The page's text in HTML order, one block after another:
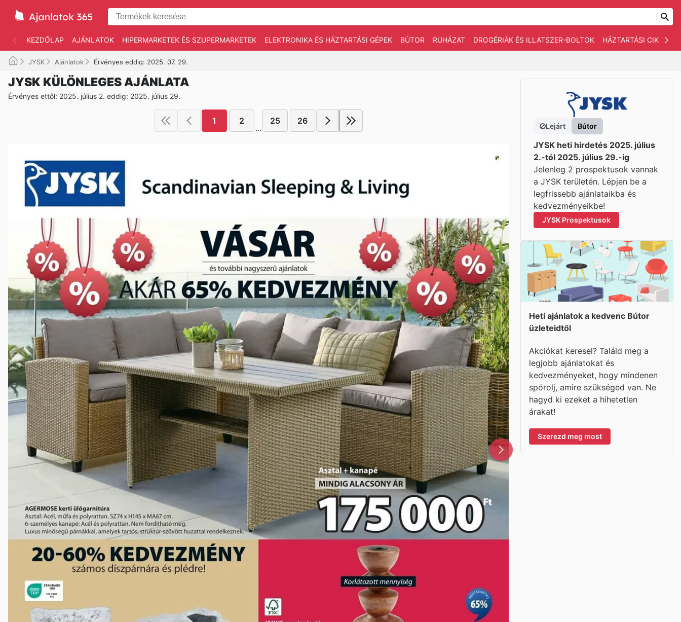
KEZDŐLAP AJÁNLATOK HIPERMARKETEK ÉS SZUPERMARKETEK ELEKTRONIKA ÉS HÁZTARTÁSI GÉPEK BÚTOR RUHÁZAT DROGÉRIÁK ÉS ILLATSZER-BOLTOK HÁZTARTÁSI CIKKEK
JYSK Ajánlatok Érvényes eddig: 2025. 07. 29.
JYSK KÜLÖNLEGES AJÁNLATA
Érvényes ettől: 2025. július 2. eddig: 2025. július 29.
1 2
...
25 26
Lejárt Bútor
JYSK heti hirdetés 2025. július
2.-tól 2025. július 29.-ig
Jelenleg 2 prospektusok vannak
a JYSK területén. Lépjen be a
legfrissebb ajánlataikba és
kedvezményeikbe!
JYSK Prospektusok
Heti ajánlatok a kedvenc Bútor
üzleteidtől
Akciókat keresel? Találd meg a
legjobb ajánlatokat és
kedvezményeket, hogy mindenen
spórolj, amire szükséged van. Ne
hagyd ki ezeket a hihetetlen
árakat!
Szerezd meg most